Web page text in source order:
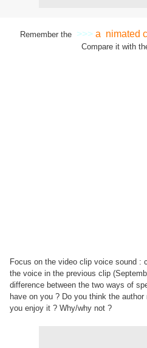
Remember the >>> a nimated
Compare it with
Focus on the video clip voice sound :
the voice in the previous clip
difference between the two ways of
have on you ? Do you think the
you enjoy it ? Why/why not ?